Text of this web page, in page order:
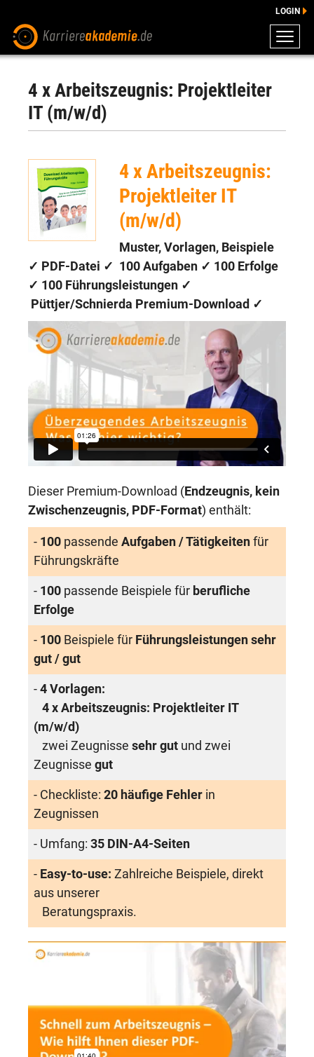
DOWNLOADS
ENGLISCHE DOWNLOADS
E-LEARNING
BERATUNG
LOGIN
4 x Arbeitszeugnis: Projektleiter
IT (m/w/d)
4 x Arbeitszeugnis:
Projektleiter IT
(m/w/d)
Muster, Vorlagen, Beispiele
✓ PDF-Datei ✓ 100 Aufgaben ✓ 100 Erfolge
✓ 100 Führungsleistungen ✓
Püttjer/Schnierda Premium-Download ✓
Dieser Premium-Download (Endzeugnis, kein
Zwischenzeugnis, PDF-Format) enthält:
- 100 passende Aufgaben / Tätigkeiten für
Führungskräfte
- 100 passende Beispiele für berufliche
Erfolge
- 100 Beispiele für Führungsleistungen sehr
gut / gut
- 4 Vorlagen:
4 x Arbeitszeugnis: Projektleiter IT
(m/w/d)
zwei Zeugnisse sehr gut und zwei
Zeugnisse gut
- Checkliste: 20 häufige Fehler in
Zeugnissen
- Umfang: 35 DIN-A4-Seiten
- Easy-to-use: Zahlreiche Beispiele, direkt
aus unserer
Beratungspraxis.